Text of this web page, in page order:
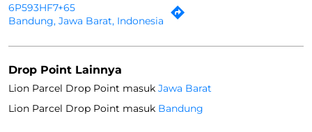
6P593HF7+65
Bandung, Jawa Barat, Indonesia
Drop Point Lainnya
Lion Parcel Drop Point masuk Jawa Barat
Lion Parcel Drop Point masuk Bandung